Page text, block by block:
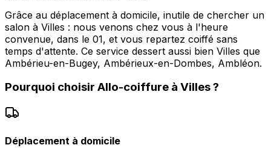
Grâce au déplacement à domicile, inutile de chercher un
salon à Villes : nous venons chez vous à l'heure
convenue, dans le 01, et vous repartez coiffé sans
temps d'attente. Ce service dessert aussi bien Villes que
Ambérieu-en-Bugey, Ambérieux-en-Dombes, Ambléon.
Pourquoi choisir Allo-coiffure à Villes?
Déplacement à domicile